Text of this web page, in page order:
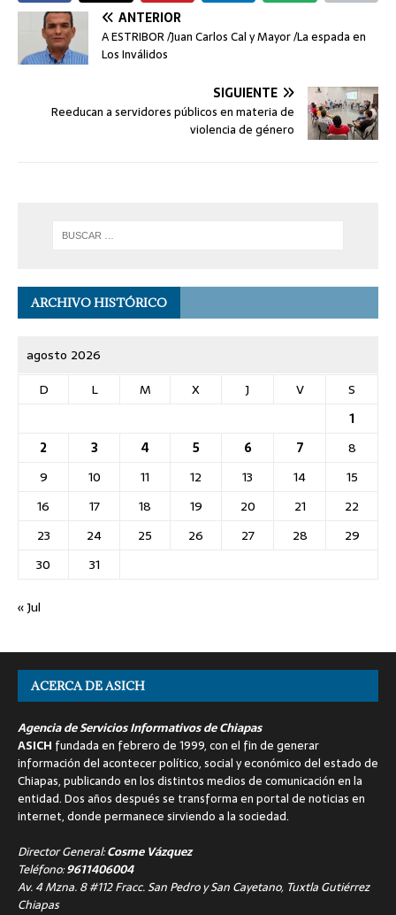
ANTERIOR
A ESTRIBOR /Juan Carlos Cal y Mayor /La espada en
Los Inválidos
SIGUIENTE
Reeducan a servidores públicos en materia de
violencia de género
ARCHIVO HISTÓRICO
agosto 2026
D
L M X J V
S
1
2
3 4 5 6 7
8
9
10 11 12 13 14
15
16
17 18 19 20 21
22
23
24 25 26 27 28
29
30
31
« Jul
ACERCA DE ASICH
Agencia de Servicios Informativos de Chiapas
ASICH fundada en febrero de 1999, con el fin de generar
información del acontecer político, social y económico del estado de
Chiapas, publicando en los distintos medios de comunicación en la
entidad. Dos años después se transforma en portal de noticias en
internet, donde permanece sirviendo a la sociedad.
Director General:Cosme Vázquez
Teléfono:9611406004
Av. 4 Mzna. 8 #112 Fracc. San Pedro y San Cayetano, Tuxtla Gutiérrez
Chiapas